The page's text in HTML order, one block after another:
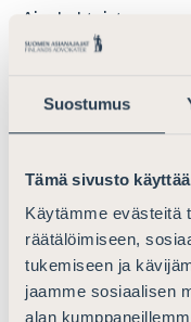
Suostumus
Tämä sivusto
Käytämme evästeitä
räätälöimiseen,
tukemiseen ja
jaamme sosiaalisen
alan
Ajankohtaista
Lausunto
ohjeeksi
Lausunnot23.3.2022
Ajankohtaista
Lausunto